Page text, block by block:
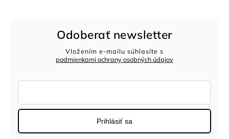
Odoberať newsletter
Vložením e-mailu súhlasíte s
podmienkami ochrany osobných údajov
Prihlásiť sa